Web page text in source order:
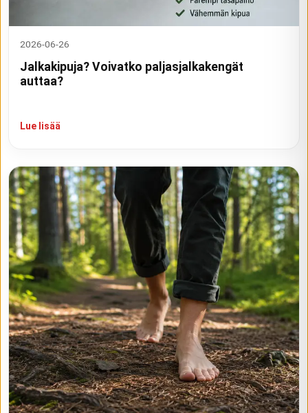
2026-06-26
Jalkakipuja? Voivatko paljasjalkakengät
auttaa?
Lue lisää